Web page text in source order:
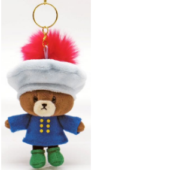
ート
(クイズ・AR・診断・占